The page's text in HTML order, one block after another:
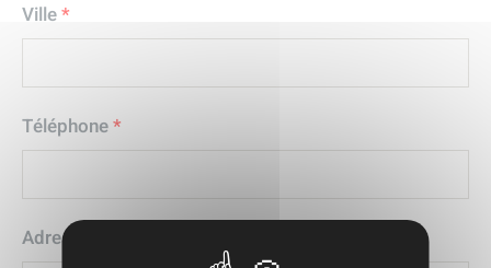
Ville*
Téléphone*
Adresse mail